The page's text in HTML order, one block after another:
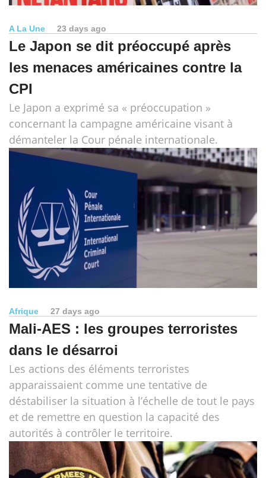
A La Une 23 days ago
Le Japon se dit préoccupé après
les menaces américaines contre la
CPI
Le Japon a exprimé sa « préoccupation »
concernant la campagne américaine visant à
démanteler la Cour pénale internationale.
Afrique 27 days ago
Mali-AES : les groupes terroristes
dans le désarroi
Les actions des éléments terroristes
apparaissaient comme une tentative de
déstabiliser la situation à l’échelle de tout le pays
et de remettre en question la capacité des
autorités à contrôler le territoire.